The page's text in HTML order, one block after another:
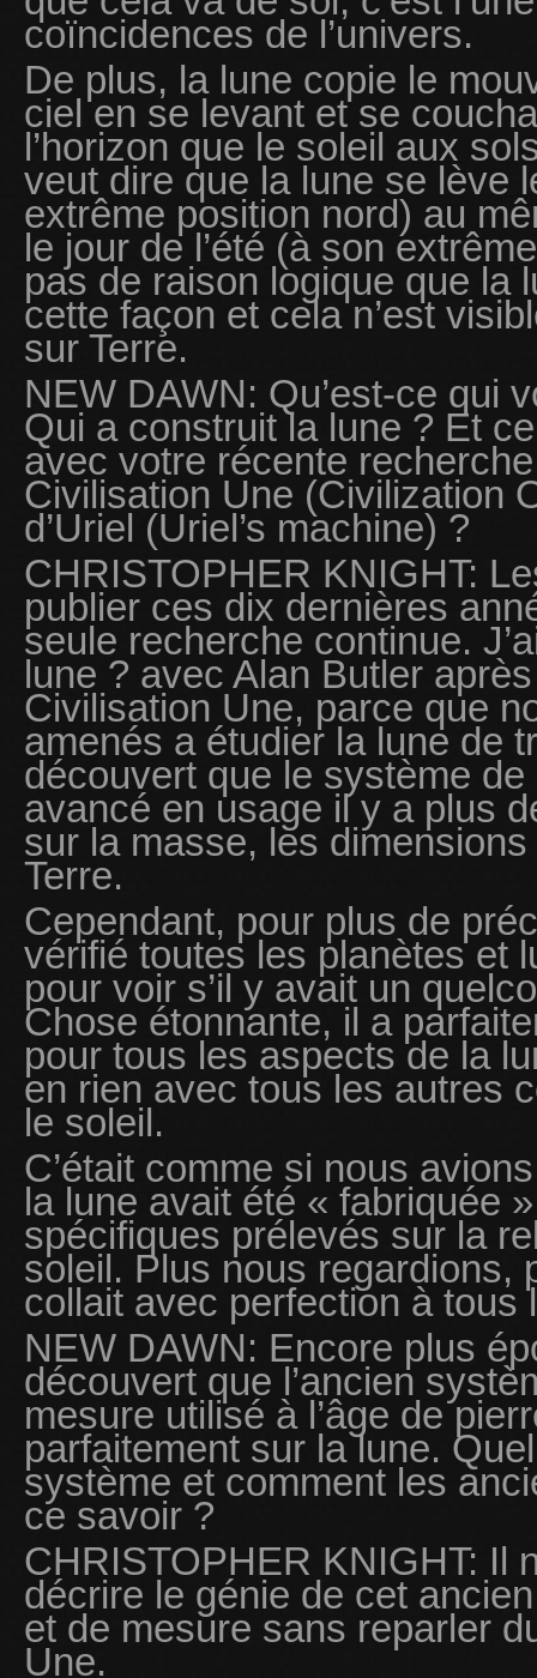
coïncidences de l’univers.
De plus, la lune copie le
ciel en se levant et se
l’horizon que le soleil aux
veut dire que la lune se lève
extrême position nord) au
le jour de l’été (à son
pas de raison logique que la
cette façon et cela n’est
sur Terre.
NEW DAWN: Qu’est-ce qui
Qui a construit la lune ? Et
avec votre récente
Civilisation Une (Civilization
d’Uriel (Uriel’s machine) ?
CHRISTOPHER KNIGHT:
publier ces dix dernières
seule recherche continue.
lune ? avec Alan Butler
Civilisation Une, parce que
amenés a étudier la lune de
découvert que le système
avancé en usage il y a plus
sur la masse, les
Terre.
Cependant, pour plus de
vérifié toutes les planètes et
pour voir s’il y avait un
Chose étonnante, il a
pour tous les aspects de la
en rien avec tous les autres
le soleil.
C’était comme si nous
la lune avait été « fabriquée
spécifiques prélevés sur la
soleil. Plus nous regardions,
collait avec perfection à tous
NEW DAWN: Encore plus
découvert que l’ancien
mesure utilisé à l’âge de
parfaitement sur la lune.
système et comment les
ce savoir ?
CHRISTOPHER KNIGHT: Il
décrire le génie de cet
et de mesure sans reparler
Une.